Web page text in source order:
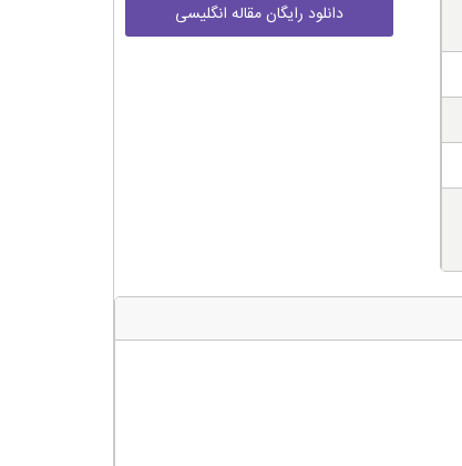
دانلود رایگان مقاله انگلیسی